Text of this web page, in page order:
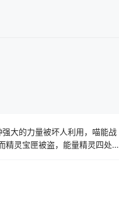
大的力量被坏人利用，喵能战
精灵宝匣被盗，能量精灵四处破